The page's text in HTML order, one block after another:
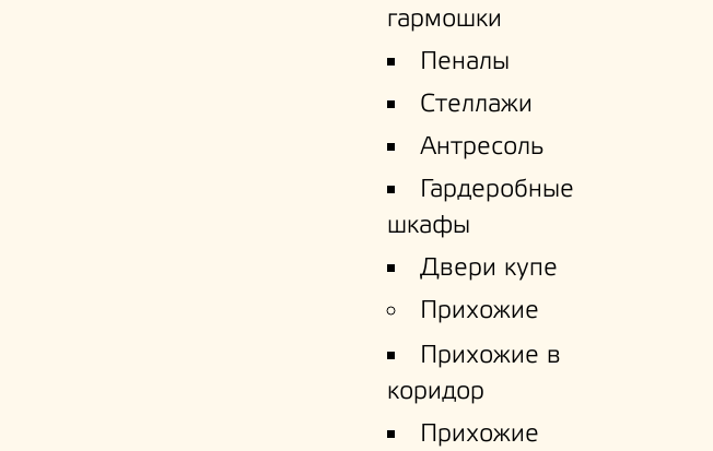
гармошки
Пеналы
Стеллажи
Антресоль
Гардеробные
шкафы
Двери купе
Прихожие
Прихожие в
коридор
Прихожие